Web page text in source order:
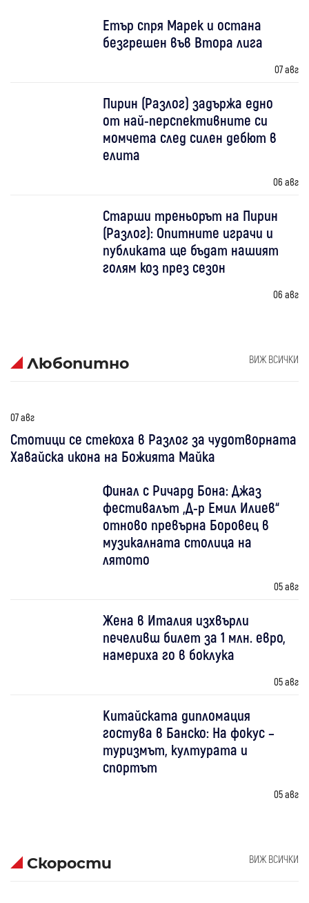
Етър спря Марек и остана
безгрешен във Втора лига
07 авг
Пирин (Разлог) задържа едно
от най-перспективните си
момчета след силен дебют в
елита
06 авг
Старши треньорът на Пирин
(Разлог): Опитните играчи и
публиката ще бъдат нашият
голям коз през сезон
06 авг
Любопитно ВИЖ ВСИЧКИ
07 авг
Стотици се стекоха в Разлог за чудотворната
Хавайска икона на Божията Майка
Финал с Ричард Бона: Джаз
фестивалът „Д-р Емил Илиев“
отново превърна Боровец в
музикалната столица на
лятото
05 авг
Жена в Италия изхвърли
печеливш билет за 1 млн. евро,
намериха го в боклука
05 авг
Китайската дипломация
гостува в Банско: На фокус –
туризмът, културата и
спортът
05 авг
Скорости ВИЖ ВСИЧКИ